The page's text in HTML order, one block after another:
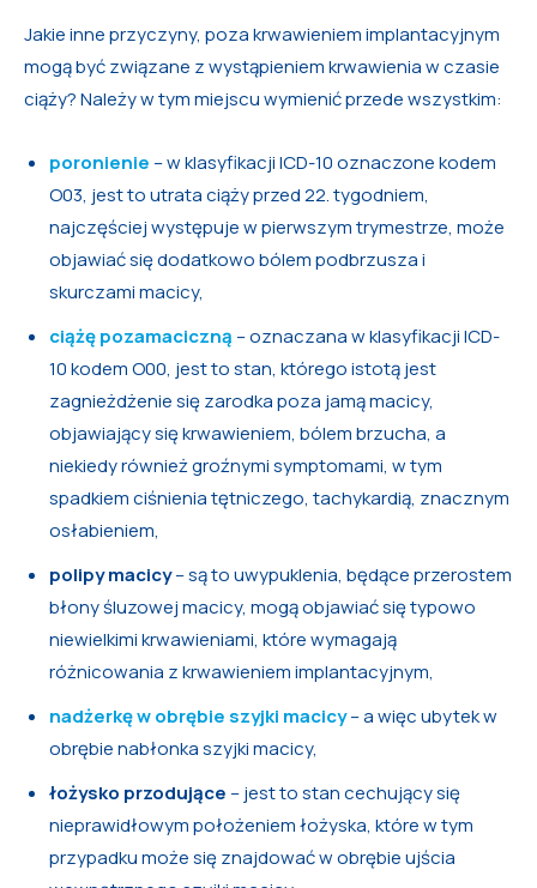
Jakie inne przyczyny, poza krwawieniem implantacyjnym
mogą być związane z wystąpieniem krwawienia w czasie
ciąży? Należy w tym miejscu wymienić przede wszystkim:
poronienie – w klasyfikacji ICD-10 oznaczone kodem
O03, jest to utrata ciąży przed 22. tygodniem,
najczęściej występuje w pierwszym trymestrze, może
objawiać się dodatkowo bólem podbrzusza i
skurczami macicy,
ciążę pozamaciczną – oznaczana w klasyfikacji ICD-
10 kodem O00, jest to stan, którego istotą jest
zagnieżdżenie się zarodka poza jamą macicy,
objawiający się krwawieniem, bólem brzucha, a
niekiedy również groźnymi symptomami, w tym
spadkiem ciśnienia tętniczego, tachykardią, znacznym
osłabieniem,
polipy macicy– są to uwypuklenia, będące przerostem
błony śluzowej macicy, mogą objawiać się typowo
niewielkimi krwawieniami, które wymagają
różnicowania z krwawieniem implantacyjnym,
nadżerkę w obrębie szyjki macicy– a więc ubytek w
obrębie nabłonka szyjki macicy,
łożysko przodujące – jest to stan cechujący się
nieprawidłowym położeniem łożyska, które w tym
przypadku może się znajdować w obrębie ujścia